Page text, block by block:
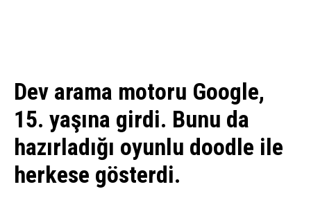
Dev arama motoru Google,
15. yaşına girdi. Bunu da
hazırladığı oyunlu doodle ile
herkese gösterdi.